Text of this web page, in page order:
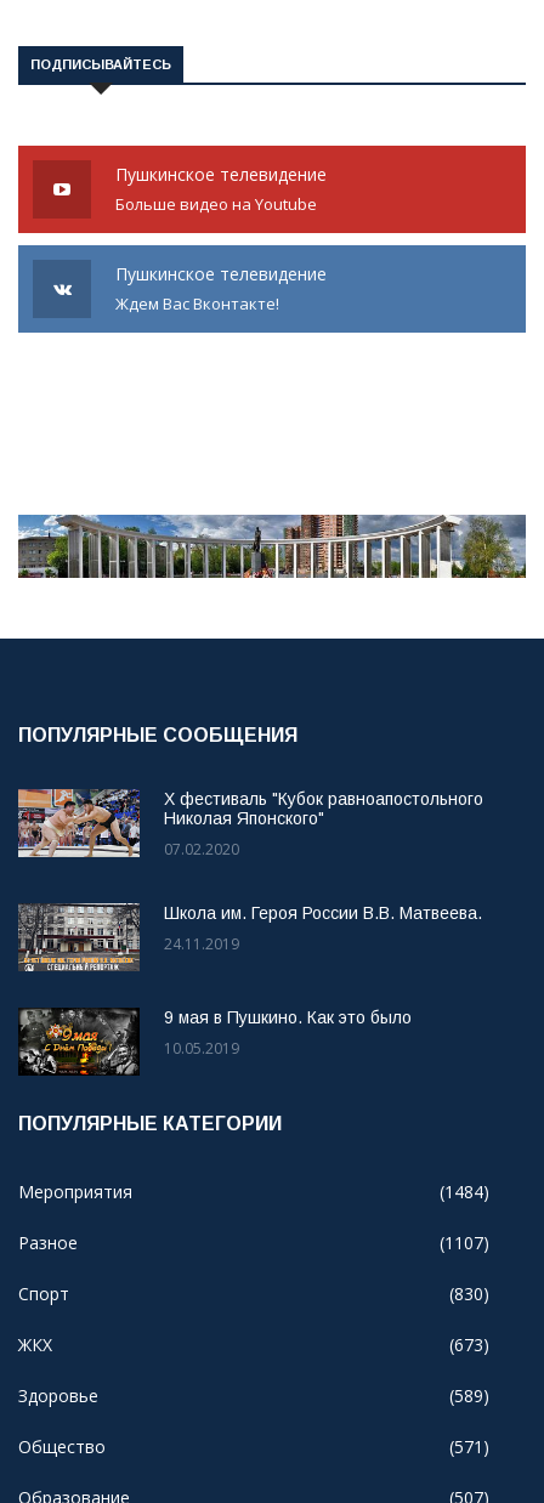
ПОДПИСЫВАЙТЕСЬ
Пушкинское телевидение
Больше видео на Youtube
Пушкинское телевидение
Ждем Вас Вконтакте!
ПОПУЛЯРНЫЕ СООБЩЕНИЯ
X фестиваль "Кубок равноапостольного
Николая Японского"
07.02.2020
Школа им. Героя России В.В. Матвеева.
24.11.2019
9 мая в Пушкино. Как это было
10.05.2019
ПОПУЛЯРНЫЕ КАТЕГОРИИ
Мероприятия (1484)
Разное (1107)
Спорт (830)
ЖКХ (673)
Здоровье (589)
Общество (571)
Образование (507)